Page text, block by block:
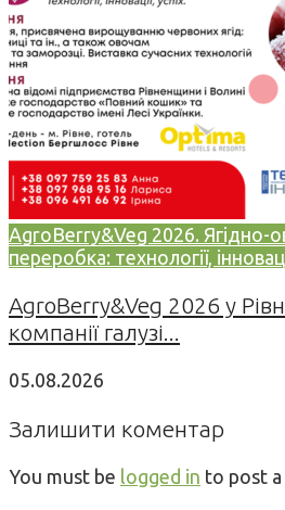
AgroBerry&Veg 2026. Ягідно-
переробка: технології,
AgroBerry&Veg 2026 у
компанії галузі...
05.08.2026
Залишити коментар
You must be logged in to post